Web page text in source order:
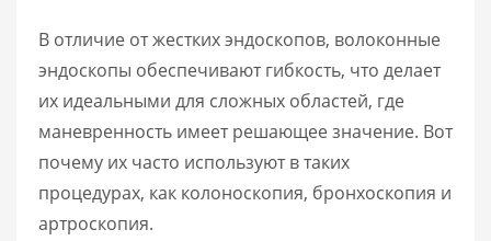
В отличие от жестких эндоскопов, волоконные
эндоскопы обеспечивают гибкость, что делает
их идеальными для сложных областей, где
маневренность имеет решающее значение. Вот
почему их часто используют в таких
процедурах, как колоноскопия, бронхоскопия и
артроскопия.